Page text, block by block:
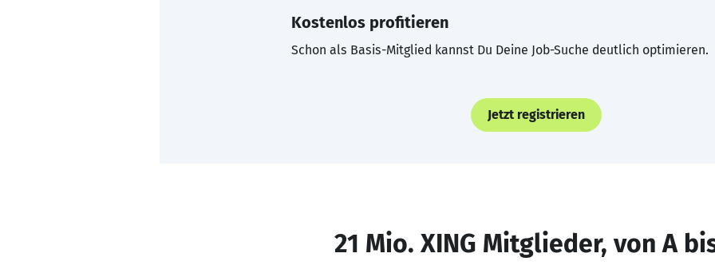
Kostenlos profitieren
Schon als Basis-Mitglied kannst Du Deine Job-Suche deutlich optimieren.
Jetzt registrieren
21 Mio. XING Mitglieder, von A